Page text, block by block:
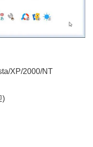
XP/2000/NT
)